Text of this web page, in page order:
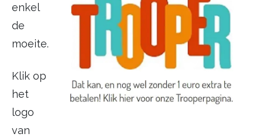
enkel
de
moeite.
Klik op
het
logo
van